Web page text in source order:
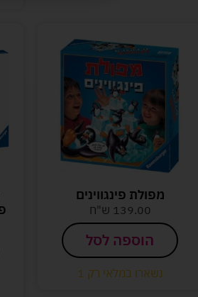
מפולת פינגווינים
139.00 ש"ח
הוספה לסל
נשארו במלאי רק 1